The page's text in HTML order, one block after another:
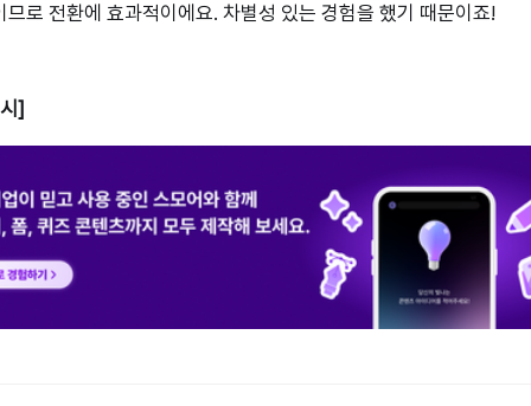
므로 전환에 효과적이에요. 차별성 있는 경험을 했기 때문이죠!
]